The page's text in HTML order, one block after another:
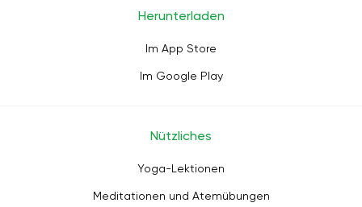
Herunterladen
Im App Store
Im Google Play
Nützliches
Yoga-Lektionen
Meditationen und Atemübungen